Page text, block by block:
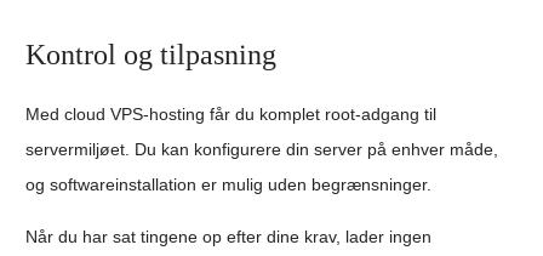
Kontrol og tilpasning
Med cloud VPS-hosting får du komplet root-adgang til
servermiljøet. Du kan konfigurere din server på enhver måde,
og softwareinstallation er mulig uden begrænsninger.
Når du har sat tingene op efter dine krav, lader ingen